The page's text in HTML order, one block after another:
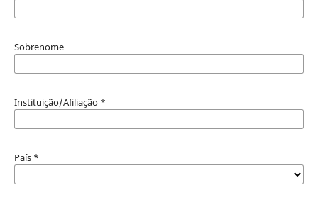
Sobrenome
Instituição/Afiliação *
País *